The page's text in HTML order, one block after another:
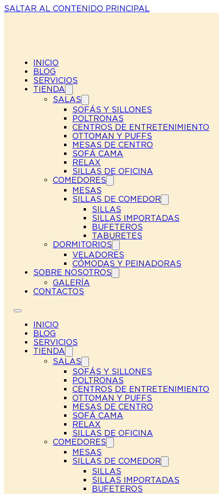
SALTAR AL CONTENIDO PRINCIPAL
INICIO
BLOG
SERVICIOS
TIENDA
SALAS
SOFÁS Y SILLONES
POLTRONAS
CENTROS DE ENTRETENIMIENTO
OTTOMAN Y PUFFS
MESAS DE CENTRO
SOFÁ CAMA
RELAX
SILLAS DE OFICINA
COMEDORES
MESAS
SILLAS DE COMEDOR
SILLAS
SILLAS IMPORTADAS
BUFETEROS
TABURETES
DORMITORIOS
VELADORES
CÓMODAS Y PEINADORAS
SOBRE NOSOTROS
GALERÍA
CONTACTOS
INICIO
BLOG
SERVICIOS
TIENDA
SALAS
SOFÁS Y SILLONES
POLTRONAS
CENTROS DE ENTRETENIMIENTO
OTTOMAN Y PUFFS
MESAS DE CENTRO
SOFÁ CAMA
RELAX
SILLAS DE OFICINA
COMEDORES
MESAS
SILLAS DE COMEDOR
SILLAS
SILLAS IMPORTADAS
BUFETEROS